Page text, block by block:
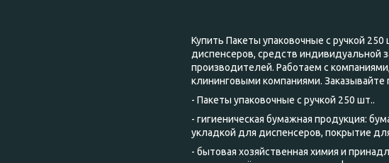
Купить Пакеты упаковочные с ручкой
диспенсеров, средств индивидуальной
производителей. Работаем с
клининговыми компаниями.
- Пакеты упаковочные с ручкой 250 шт..
- гигиеническая бумажная продукция:
укладкой для диспенсеров, покрытие
- бытовая хозяйственная химия и